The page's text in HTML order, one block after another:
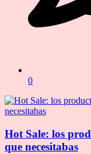
0
Hot Sale: los
que necesitabas